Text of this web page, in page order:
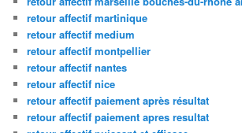
retour affectif martinique
retour affectif medium
retour affectif montpellier
retour affectif nantes
retour affectif nice
retour affectif paiement après résultat
retour affectif paiement apres resultat